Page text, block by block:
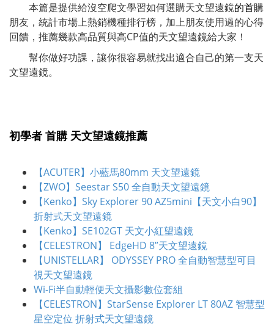
本篇是提供給沒空爬文學習如何選購天文望遠鏡的首購
朋友，統計市場上熱銷機種排行榜，加上朋友使用過的心得
回饋，推薦幾款高品質與高CP值的天文望遠鏡給大家！
幫你做好功課，讓你很容易就找出適合自己的第一支天
文望遠鏡。
初學者 首購 天文望遠鏡推薦
【ACUTER】小藍馬80mm 天文望遠鏡
【ZWO】Seestar S50 全自動天文望遠鏡
【Kenko】Sky Explorer 90 AZ5mini【天文小白90】
折射式天文望遠鏡
【Kenko】SE102GT 天文小紅望遠鏡
【CELESTRON】 EdgeHD 8”天文望遠鏡
【UNISTELLAR】 ODYSSEY PRO 全自動智慧型可目
視天文望遠鏡
Wi-Fi半自動輕便天文攝影數位套組
【CELESTRON】StarSense Explorer LT 80AZ 智慧型
星空定位 折射式天文望遠鏡